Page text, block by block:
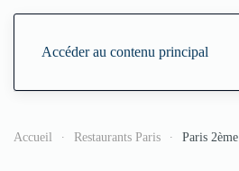
Accéder au contenu principal
Accueil Restaurants Paris Paris 2ème